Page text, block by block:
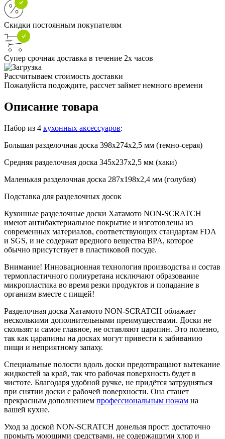
Скидки постоянным покупателям
Супер срочная доставка в течение 2х часов
Рассчитываем стоимость доставки
Пожалуйста подождите, рассчет займет немного времени
Описание товара
Набор из 4 кухонных аксессуаров:
Большая разделочная доска 398х274х2,5 мм (темно-серая)
Средняя разделочная доска 345х237х2,5 мм (хаки)
Маленькая разделочная доска 287х198х2,4 мм (голубая)
Подставка для разделочных досок
Кухонные разделочные доски Хатамото NON-SCRATCH
имеют антибактериальное покрытие и изготовлены из
современных материалов, соответствующих стандартам FDA
и SGS, и не содержат вредного вещества BPA, которое
обычно присутствует в пластиковой посуде.
Внимание! Инновационная технология производства и состав
термопластичного полиуретана исключают образование
микропластика во время резки продуктов и попадание в
организм вместе с пищей!
Разделочная доска Хатамото NON-SCRATCH облажает
несколькими дополнительными преимуществами. Доски не
скользят и самое главное, не оставляют царапин. Это полезно,
так как царапины на досках могут привести к забиванию
пищи и неприятному запаху.
Специальные полости вдоль доски предотвращают вытекание
жидкостей за край, так что рабочая поверхность будет в
чистоте. Благодаря удобной ручке, не придётся затрудняться
при снятии доски с рабочей поверхности. Она станет
прекрасным дополнением профессиональным ножам на
вашей кухне.
Уход за доской NON-SCRATCH донельзя прост: достаточно
промыть моющими средствами, не содержащими хлор и